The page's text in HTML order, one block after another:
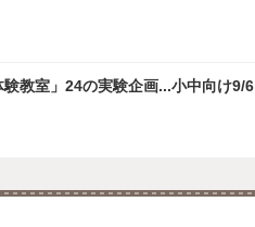
教室」24の実験企画...小中向け9/6